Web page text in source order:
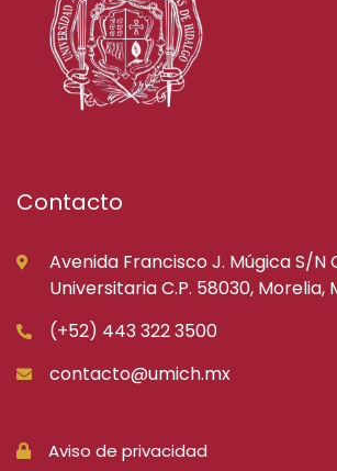
Contacto
Avenida Francisco J. Múgica S/N
Universitaria C.P. 58030, Morelia,
(+52) 443 322 3500
contacto@umich.mx
Aviso de privacidad